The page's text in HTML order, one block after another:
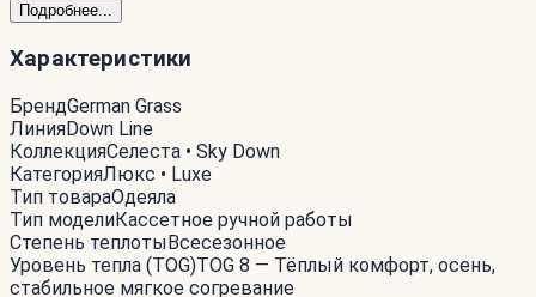
Подробнее...
Характеристики
БрендGerman Grass
ЛинияDown Line
КоллекцияСелеста • Sky Down
КатегорияЛюкс • Luxe
Тип товараОдеяла
Тип моделиКассетное ручной работы
Степень теплотыВсесезонное
Уровень тепла (TOG)TOG 8 — Тёплый комфорт, осень,
стабильное мягкое согревание